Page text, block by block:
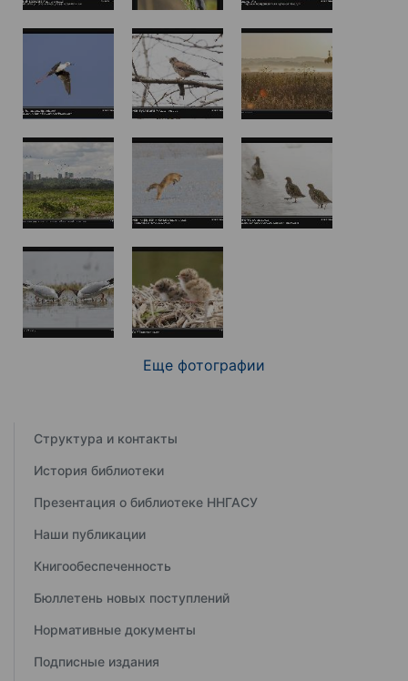
Еще фотографии
Структура и контакты
История библиотеки
Презентация о библиотеке ННГАСУ
Наши публикации
Книгообеспеченность
Бюллетень новых поступлений
Нормативные документы
Подписные издания